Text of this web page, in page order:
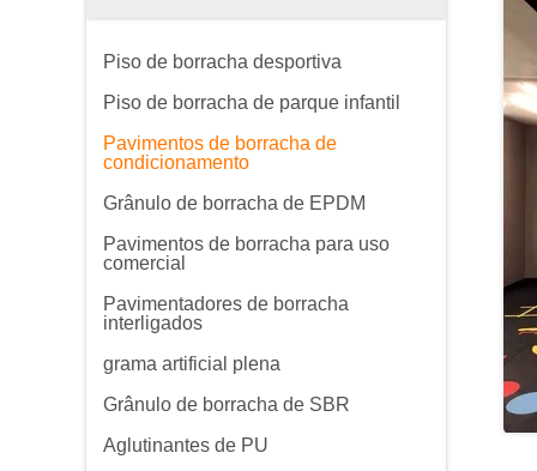
Piso de borracha desportiva
Piso de borracha de parque infantil
Pavimentos de borracha de
condicionamento
Grânulo de borracha de EPDM
Pavimentos de borracha para uso
comercial
Pavimentadores de borracha
interligados
grama artificial plena
Grânulo de borracha de SBR
Aglutinantes de PU